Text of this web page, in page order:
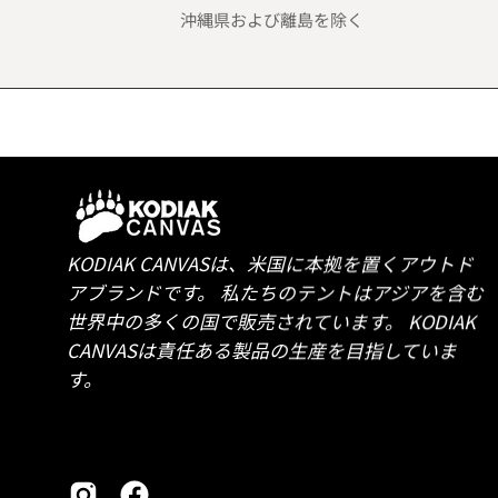
沖縄県および離島を除く
KODIAK CANVASは、米国に本拠を置くアウトド
アブランドです。 私たちのテントはアジアを含む
世界中の多くの国で販売されています。 KODIAK
CANVASは責任ある製品の生産を目指していま
す。